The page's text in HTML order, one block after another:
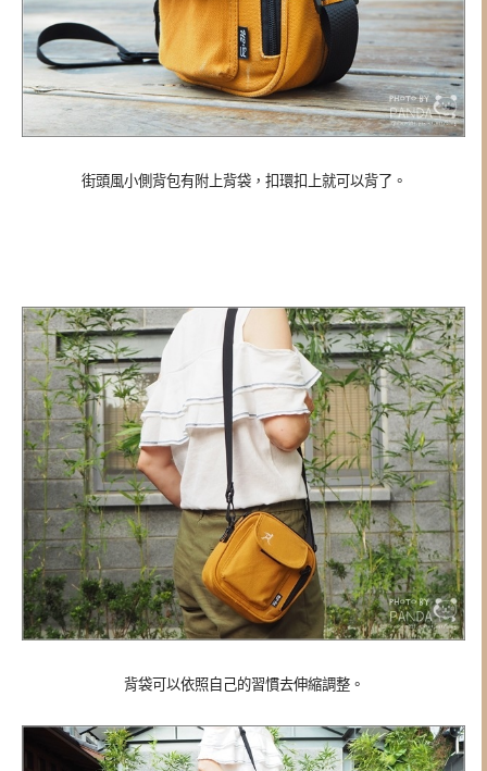
街頭風小側背包有附上背袋，扣環扣上就可以背了。
背袋可以依照自己的習慣去伸縮調整。